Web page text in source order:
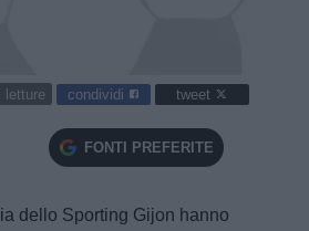
letture condividi tweet
FONTI PREFERITE
dello Sporting Gijon hanno